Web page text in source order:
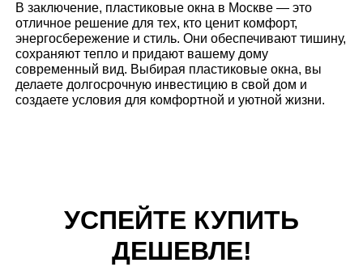
В заключение, пластиковые окна в Москве — это
отличное решение для тех, кто ценит комфорт,
энергосбережение и стиль. Они обеспечивают тишину,
сохраняют тепло и придают вашему дому
современный вид. Выбирая пластиковые окна, вы
делаете долгосрочную инвестицию в свой дом и
создаете условия для комфортной и уютной жизни.
УСПЕЙТЕ КУПИТЬ
ДЕШЕВЛЕ!